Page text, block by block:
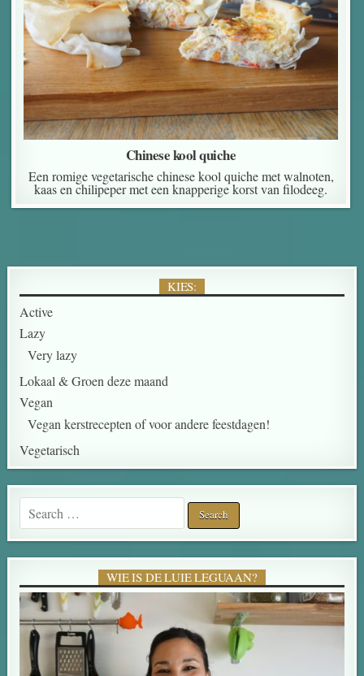
Chinese kool quiche
Een romige vegetarische chinese kool quiche met walnoten,
kaas en chilipeper met een knapperige korst van filodeeg.
KIES:
Active
Lazy
Very lazy
Lokaal & Groen deze maand
Vegan
Vegan kerstrecepten of voor andere feestdagen!
Vegetarisch
Search for:
WIE IS DE LUIE LEGUAAN?